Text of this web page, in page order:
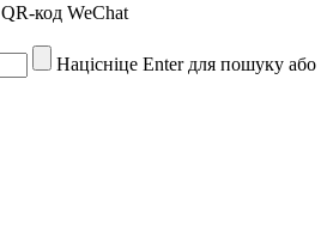
QR-код WeChat
Націсніце Enter для пошуку або